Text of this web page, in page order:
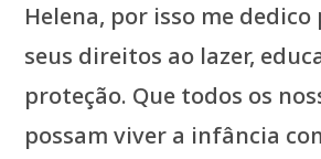
Helena, por isso me
seus direitos ao lazer,
proteção. Que todos os
possam viver a infância